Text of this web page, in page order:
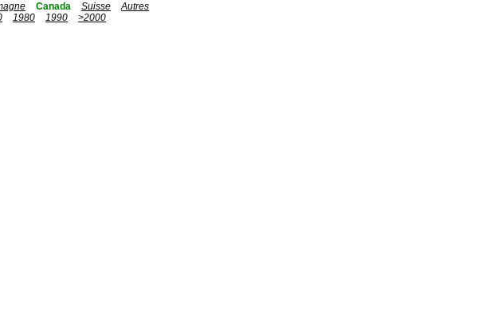
Canada Suisse
Autres
1980 1990
>2000